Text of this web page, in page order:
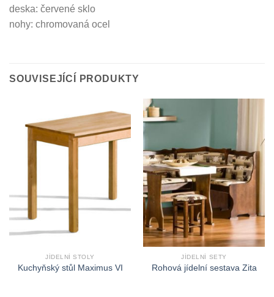
deska: červené sklo
nohy: chromovaná ocel
SOUVISEJÍCÍ PRODUKTY
JÍDELNÍ STOLY
Kuchyňský stůl Maximus VI
JÍDELNÍ SETY
Rohová jídelní sestava Zita